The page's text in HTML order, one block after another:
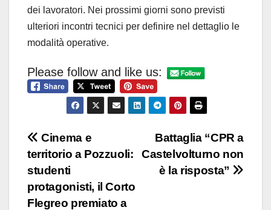
dei lavoratori. Nei prossimi giorni sono previsti
ulteriori incontri tecnici per definire nel dettaglio le
modalità operative.
Please follow and like us:
Navigazione
articoli
Battaglia “CPR a
Castelvolturno non
è la risposta”
Cinema e
territorio a Pozzuoli:
studenti
protagonisti, il Corto
Flegreo premiato a